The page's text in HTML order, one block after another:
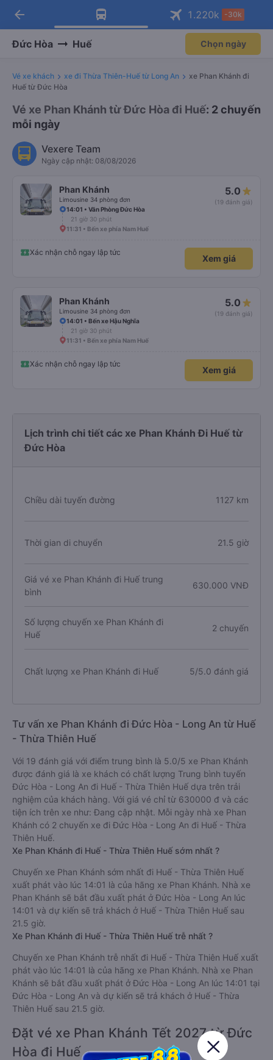
Tải app Vexere ngay!
Nhận ưu đãi thành viên độc
Mở app
Tải app Vexere
-30k/ghế khi đặt vé máy bay qua
Mở app
arrow_back 1.220k -30k
Đức Hòa Huế Chọn ngày
Vé xe khách xe đi Thừa Thiên-Huế từ Long An
xe Phan Khánh đi
Huế từ Đức Hòa
Vé xe Phan Khánh từ Đức Hòa đi Huế: 2 chuyến
mỗi ngày
Vexere Team
Ngày cập nhật: 08/08/2026
Phan Khánh
Limousine 34 phòng đơn
5.0
(19 đánh giá)
14:01 • Văn Phòng Đức Hòa
21 giờ 30 phút
11:31 • Bến xe phía Nam Huế
Xác nhận chỗ ngay lập tức
Xem giá
Phan Khánh
Limousine 34 phòng đơn
5.0
(19 đánh giá)
14:01 • Bến xe Hậu Nghĩa
21 giờ 30 phút
11:31 • Bến xe phía Nam Huế
Xác nhận chỗ ngay lập tức
Xem giá
Lịch trình chi tiết các xe Phan Khánh Đi Huế từ
Đức Hòa
Chiều dài tuyến đường 1127 km
Thời gian di chuyển 21.5 giờ
Giá vé xe Phan Khánh đi Huế trung
bình
630.000 VNĐ
Số lượng chuyến xe Phan Khánh đi
Huế
2 chuyến
Chất lượng xe Phan Khánh đi Huế 5/5.0 đánh giá
Tư vấn xe Phan Khánh đi Đức Hòa - Long An từ Huế
- Thừa Thiên Huế
Với 19 đánh giá với điểm trung bình là 5.0/5 xe Phan Khánh
được đánh giá là xe khách có chất lượng Trung bình tuyến
Đức Hòa - Long An đi Huế - Thừa Thiên Huế dựa trên trải
nghiệm của khách hàng. Với giá vé chỉ từ 630000 đ và các
tiện ích trên xe như: Đang cập nhật. Mỗi ngày nhà xe Phan
Khánh có 2 chuyến xe đi Đức Hòa - Long An đi Huế - Thừa
Thiên Huế.
Xe Phan Khánh đi Huế - Thừa Thiên Huế sớm nhất ?
Chuyến xe Phan Khánh sớm nhất đi Huế - Thừa Thiên Huế
xuất phát vào lúc 14:01 là của hãng xe Phan Khánh. Nhà xe
Phan Khánh sẽ bắt đầu xuất phát ở Đức Hòa - Long An lúc
14:01 và dự kiến sẽ trả khách ở Huế - Thừa Thiên Huế sau
21.5 giờ.
Xe Phan Khánh đi Huế - Thừa Thiên Huế trễ nhất ?
Chuyến xe Phan Khánh trễ nhất đi Huế - Thừa Thiên Huế xuất
phát vào lúc 14:01 là của hãng xe Phan Khánh. Nhà xe Phan
Khánh sẽ bắt đầu xuất phát ở Đức Hòa - Long An lúc 14:01 tại
Đức Hòa - Long An và dự kiến sẽ trả khách ở Huế - Thừa
Thiên Huế sau 21.5 giờ.
Đặt vé xe Phan Khánh Tết 2027 từ Đức
Hòa đi Huế